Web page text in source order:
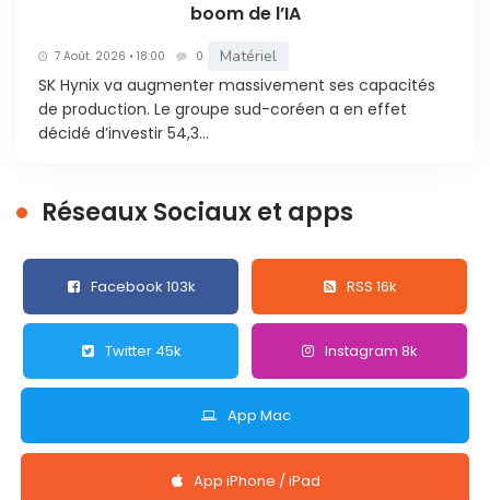
boom de l’IA
7 Août. 2026 • 18:00 0 Matériel
SK Hynix va augmenter massivement ses capacités
de production. Le groupe sud-coréen a en effet
décidé d’investir 54,3...
Réseaux Sociaux et apps
Facebook 103k RSS 16k
Twitter 45k Instagram 8k
App Mac
App iPhone / iPad